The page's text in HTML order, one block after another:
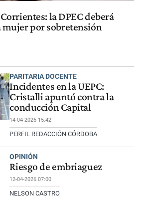
la DPEC deberá
por sobretensión
PARITARIA DOCENTE
Incidentes en la UEPC:
Cristalli apuntó contra la
conducción Capital
14-04-2026 15:42
PERFIL REDACCIÓN CÓRDOBA
OPINIÓN
Riesgo de embriaguez
12-04-2026 07:00
NELSON CASTRO